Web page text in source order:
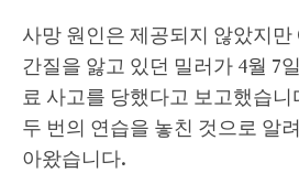
사망 원인은 제공되지 않았지
간질을 앓고 있던 밀러가 4월 7
료 사고를 당했다고 보고했습
두 번의 연습을 놓친 것으로 알
아왔습니다.